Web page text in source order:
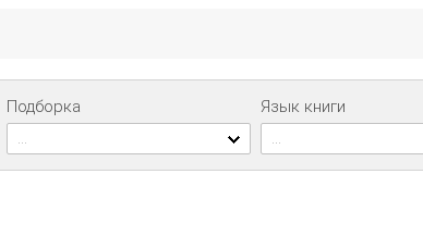
Подборка
...
Язык книги
...